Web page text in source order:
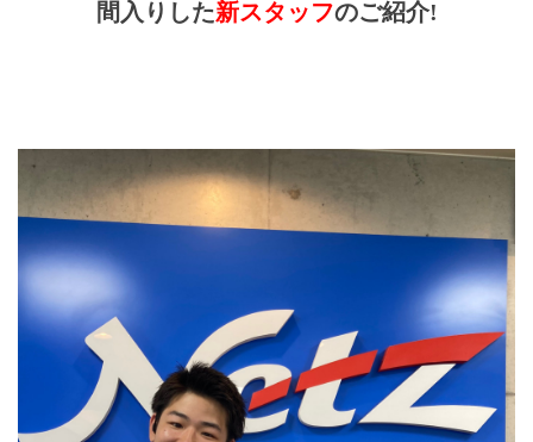
間入りした新スタッフのご紹介!